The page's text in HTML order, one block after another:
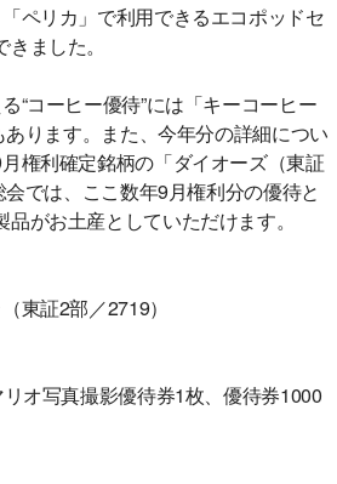
ペリカ」で利用できるエコポッドセ
ました。
“コーヒー優待”には「キーコーヒー
あります。また、今年分の詳細につい
権利確定銘柄の「ダイオーズ（東証
では、ここ数年9月権利分の優待と
がお土産としていただけます。
東証2部／2719）
オ写真撮影優待券1枚、優待券1000